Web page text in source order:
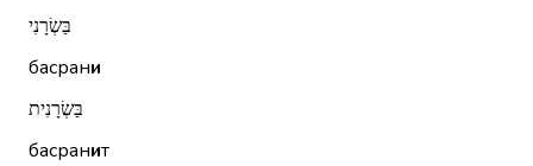
בַּשְׂרָנִי
басрани
בַּשְׂרָנִית
басранит